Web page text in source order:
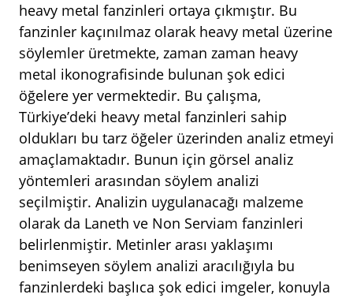
heavy metal fanzinleri ortaya çıkmıştır. Bu
fanzinler kaçınılmaz olarak heavy metal üzerine
söylemler üretmekte, zaman zaman heavy
metal ikonografisinde bulunan şok edici
öğelere yer vermektedir. Bu çalışma,
Türkiye’deki heavy metal fanzinleri sahip
oldukları bu tarz öğeler üzerinden analiz etmeyi
amaçlamaktadır. Bunun için görsel analiz
yöntemleri arasından söylem analizi
seçilmiştir. Analizin uygulanacağı malzeme
olarak da Laneth ve Non Serviam fanzinleri
belirlenmiştir. Metinler arası yaklaşımı
benimseyen söylem analizi aracılığıyla bu
fanzinlerdeki başlıca şok edici imgeler, konuyla